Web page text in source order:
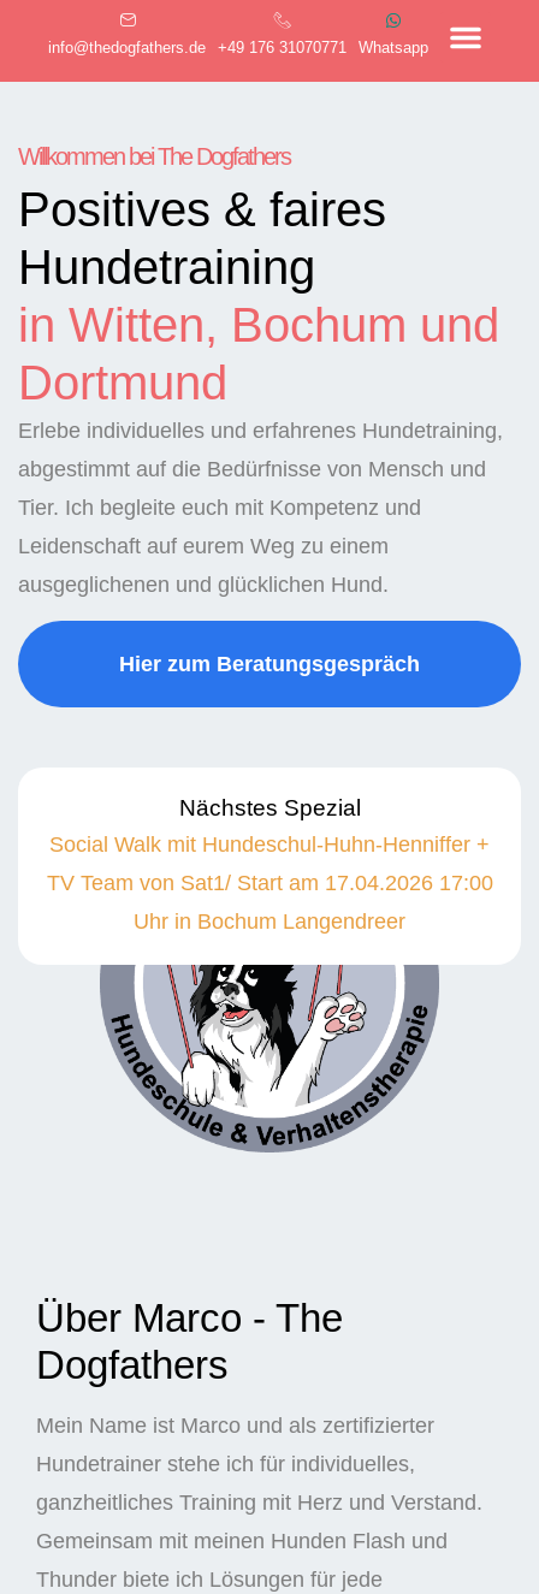
info@thedogfathers.de +49 176 31070771 Whatsapp
Willkommen bei The Dogfathers
Positives & faires
Hundetraining
in Witten, Bochum und
Dortmund
Erlebe individuelles und erfahrenes Hundetraining,
abgestimmt auf die Bedürfnisse von Mensch und
Tier. Ich begleite euch mit Kompetenz und
Leidenschaft auf eurem Weg zu einem
ausgeglichenen und glücklichen Hund.
Hier zum Beratungsgespräch
Nächstes Spezial
Social Walk mit Hundeschul-Huhn-Henniffer +
TV Team von Sat1/ Start am 17.04.2026 17:00
Uhr in Bochum Langendreer
Über Marco - The
Dogfathers
Mein Name ist Marco und als zertifizierter
Hundetrainer stehe ich für individuelles,
ganzheitliches Training mit Herz und Verstand.
Gemeinsam mit meinen Hunden Flash und
Thunder biete ich Lösungen für jede